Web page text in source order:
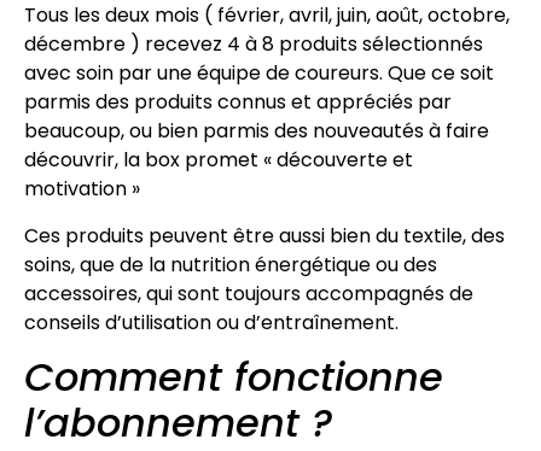
Tous les deux mois ( février, avril, juin, août, octobre,
décembre ) recevez 4 à 8 produits sélectionnés
avec soin par une équipe de coureurs. Que ce soit
parmis des produits connus et appréciés par
beaucoup, ou bien parmis des nouveautés à faire
découvrir, la box promet « découverte et
motivation »
Ces produits peuvent être aussi bien du textile, des
soins, que de la nutrition énergétique ou des
accessoires, qui sont toujours accompagnés de
conseils d’utilisation ou d’entraînement.
Comment fonctionne
l’abonnement ?